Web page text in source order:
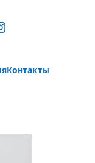
Контакты